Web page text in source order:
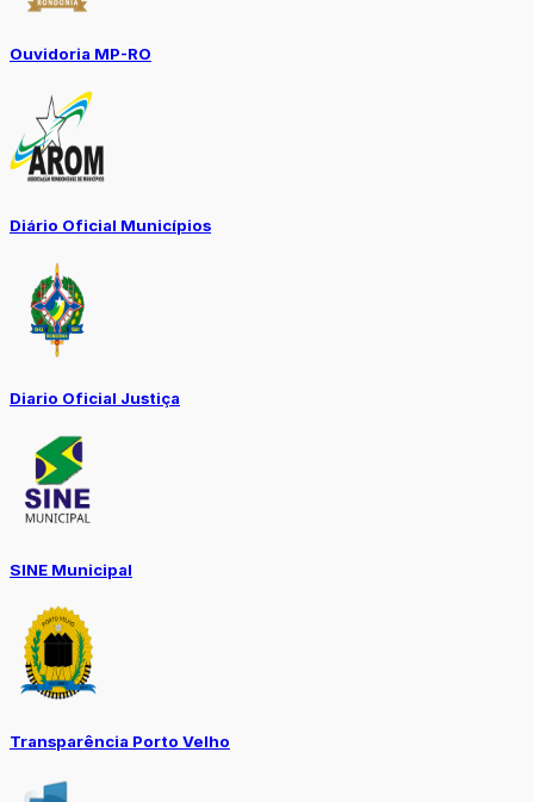
Ouvidoria MP-RO
Diário Oficial Municípios
Diario Oficial Justiça
SINE Municipal
Transparência Porto Velho